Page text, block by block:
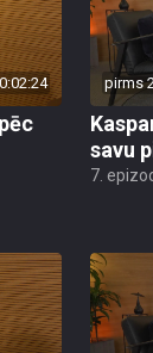
pirms
savu
7.